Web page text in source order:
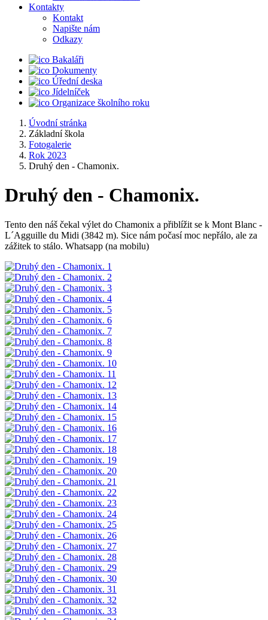
Kontakty
Kontakt
Napište nám
Odkazy
Bakaláři
Dokumenty
Úřední deska
Jídelníček
Organizace školního roku
Úvodní stránka
Základní škola
Fotogalerie
Rok 2023
Druhý den - Chamonix.
Druhý den - Chamonix.
Tento den náš čekal výlet do Chamonix a přiblížit se k Mont Blanc -
L´Agguille du Midi (3842 m). Sice nám počasí moc nepřálo, ale za
zážitek to stálo. Whatsapp (na mobilu)